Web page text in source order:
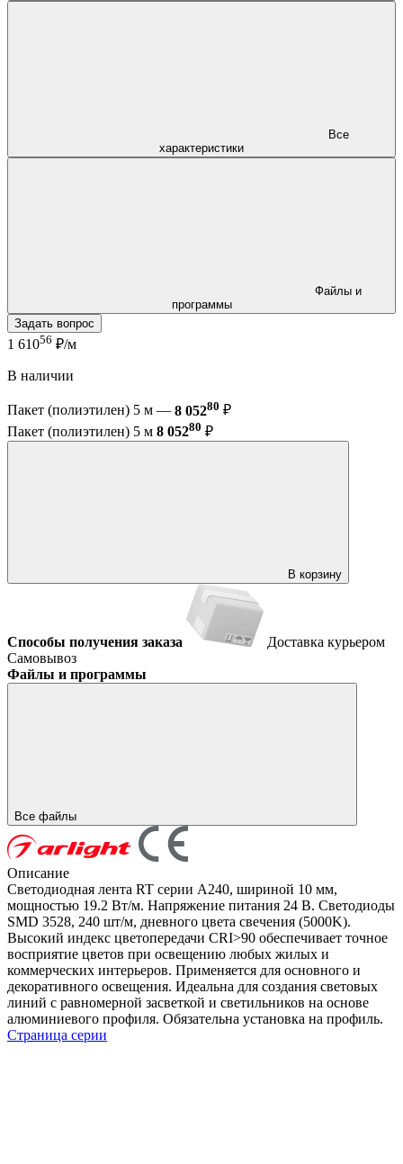
характеристики
программы
Задать вопрос
1 61056 ₽/м
В наличии
Пакет (полиэтилен) 5 м — 8 05280 ₽
Пакет (полиэтилен) 5 м 8 05280 ₽
В корзину
Способы получения заказа
Доставка курьером
Самовывоз
Файлы и программы
Все файлы
Описание
Светодиодная лента RT серии A240, шириной 10 мм,
мощностью 19.2 Вт/м. Напряжение питания 24 В. Светодиоды
SMD 3528, 240 шт/м, дневного цвета свечения (5000K).
Высокий индекс цветопередачи CRI>90 обеспечивает точное
восприятие цветов при освещению любых жилых и
коммерческих интерьеров. Применяется для основного и
декоративного освещения. Идеальна для создания световых
линий с равномерной засветкой и светильников на основе
алюминиевого профиля. Обязательна установка на профиль.
Страница серии